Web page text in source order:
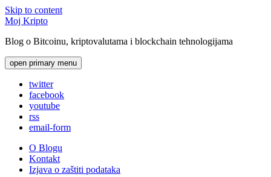
Skip to content
Moj Kripto
Blog o Bitcoinu, kriptovalutama i blockchain tehnologijama
open primary menu
twitter
facebook
youtube
rss
email-form
O Blogu
Kontakt
Izjava o zaštiti podataka